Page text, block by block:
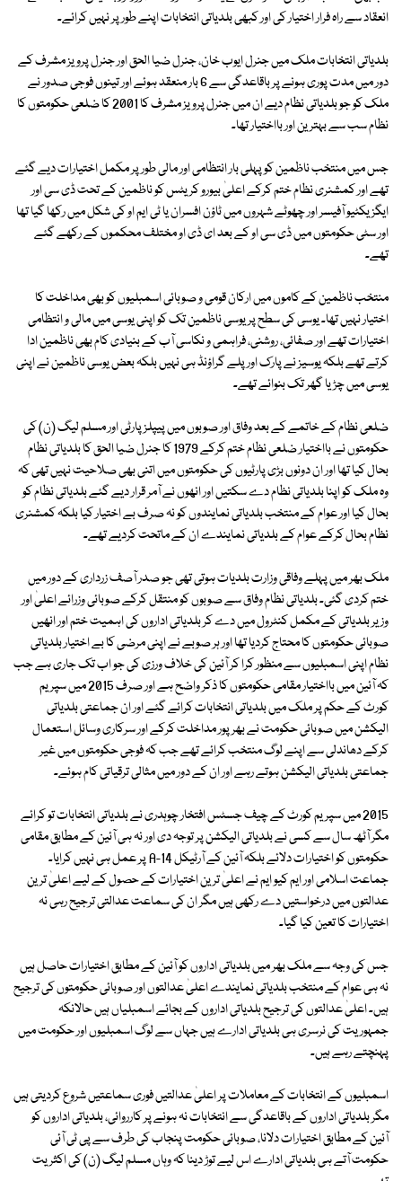
انعقاد سے راہ فرار اختیار کی اور کبھی بلدیاتی انتخابات اپنے طور پر نہیں کرائے۔
بلدیاتی انتخابات ملک میں جنرل ایوب خان، جنرل ضیا الحق اور جنرل پرویز مشرف کے
دور میں مدت پوری ہونے پر باقاعدگی سے 6 بار منعقد ہوئے اور تینوں فوجی صدور نے
ملک کو جو بلدیاتی نظام دیے ان میں جنرل پرویز مشرف کا 2001 کا ضلعی حکومتوں کا
نظام سب سے بہترین اور بااختیار تھا۔
جس میں منتخب ناظمین کو پہلی بار انتظامی اور مالی طور پر مکمل اختیارات دیے گئے
تھے اور کمشنری نظام ختم کرکے اعلیٰ بیورو کریٹس کو ناظمین کے تحت ڈی سی اور
ایگزیکٹیو آفیسر اور چھوٹے شہروں میں ٹاؤن افسران یا ٹی ایم او کی شکل میں رکھا گیا تھا
اور سٹی حکومتوں میں ڈی سی او کے بعد ای ڈی او مختلف محکموں کے رکھے گئے
تھے۔
منتخب ناظمین کے کاموں میں ارکان قومی و صوبائی اسمبلیوں کو بھی مداخلت کا
اختیار نہیں تھا۔ یوسی کی سطح پر یوسی ناظمین تک کو اپنی یوسی میں مالی و انتظامی
اختیارات تھے اور صفائی، روشنی، فراہمی و نکاسی آب کے بنیادی کام بھی ناظمین ادا
کرتے تھے بلکہ یوسیز نے پارک اور پلے گراؤنڈ ہی نہیں بلکہ بعض یوسی ناظمین نے اپنی
یوسی میں چڑیا گھر تک بنوائے تھے۔
ضلعی نظام کے خاتمے کے بعد وفاق اور صوبوں میں پیپلز پارٹی اور مسلم لیگ (ن) کی
حکومتوں نے بااختیار ضلعی نظام ختم کرکے 1979 کا جنرل ضیا الحق کا بلدیاتی نظام
بحال کیا تھا اور ان دونوں بڑی پارٹیوں کی حکومتوں میں اتنی بھی صلاحیت نہیں تھی کہ
وہ ملک کو اپنا بلدیاتی نظام دے سکتیں اور انھوں نے آمر قرار دیے گئے بلدیاتی نظام کو
بحال کیا اور عوام کے منتخب بلدیاتی نمایندوں کو نہ صرف بے اختیار کیا بلکہ کمشنری
نظام بحال کرکے عوام کے بلدیاتی نمایندے ان کے ماتحت کردیے تھے۔
ملک بھر میں پہلے وفاقی وزارت بلدیات ہوتی تھی جو صدر آصف زرداری کے دور میں
ختم کردی گئی۔ بلدیاتی نظام وفاق سے صوبوں کو منتقل کرکے صوبائی وزرائے اعلیٰ اور
وزیر بلدیاتی کے مکمل کنٹرول میں دے کر بلدیاتی اداروں کی اہمیت ختم اور انھیں
صوبائی حکومتوں کا محتاج کردیا تھا اور ہر صوبے نے اپنی مرضی کا بے اختیار بلدیاتی
نظام اپنی اسمبلیوں سے منظور کرا کر آئین کی خلاف ورزی کی جو اب تک جاری ہے جب
کہ آئین میں بااختیار مقامی حکومتوں کا ذکر واضح ہے اور صرف 2015 میں سپریم
کورٹ کے حکم پر ملک میں بلدیاتی انتخابات کرائے گئے اور ان جماعتی بلدیاتی
الیکشن میں صوبائی حکومت نے بھرپور مداخلت کرکے اور سرکاری وسائل استعمال
کرکے دھاندلی سے اپنے لوگ منتخب کرائے تھے جب کہ فوجی حکومتوں میں غیر
جماعتی بلدیاتی الیکشن ہوتے رہے اور ان کے دور میں مثالی ترقیاتی کام ہوئے۔
2015 میں سپریم کورٹ کے چیف جسٹس افتخار چوہدری نے بلدیاتی انتخابات تو کرائے
مگر آٹھ سال سے کسی نے بلدیاتی الیکشن پر توجہ دی اور نہ ہی آئین کے مطابق مقامی
حکومتوں کو اختیارات دلائے بلکہ آئین کے آرٹیکل 14-A پر عمل ہی نہیں کرایا۔
جماعت اسلامی اور ایم کیو ایم نے اعلیٰ ترین اختیارات کے حصول کے لیے اعلیٰ ترین
عدالتوں میں درخواستیں دے رکھی ہیں مگر ان کی سماعت عدالتی ترجیح رہی نہ
اختیارات کا تعین کیا گیا۔
جس کی وجہ سے ملک بھر میں بلدیاتی اداروں کو آئین کے مطابق اختیارات حاصل ہیں
نہ ہی عوام کے منتخب بلدیاتی نمایندے اعلیٰ عدالتوں اور صوبائی حکومتوں کی ترجیح
ہیں۔ اعلیٰ عدالتوں کی ترجیح بلدیاتی اداروں کے بجائے اسمبلیاں ہیں حالانکہ
جمہوریت کی نرسری ہی بلدیاتی ادارے ہیں جہاں سے لوگ اسمبلیوں اور حکومت میں
پہنچتے رہے ہیں۔
اسمبلیوں کے انتخابات کے معاملات پر اعلیٰ عدالتیں فوری سماعتیں شروع کردیتی ہیں
مگر بلدیاتی اداروں کے باقاعدگی سے انتخابات نہ ہونے پر کارروائی، بلدیاتی اداروں کو
آئین کے مطابق اختیارات دلانا، صوبائی حکومت پنجاب کی طرف سے پی ٹی آئی
حکومت آتے ہی بلدیاتی ادارے اس لیے توڑ دینا کہ وہاں مسلم لیگ (ن) کی اکثریت